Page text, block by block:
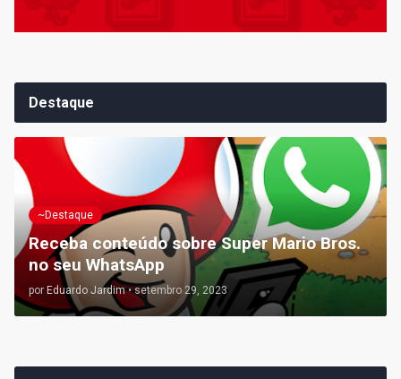
Destaque
~Destaque
Receba conteúdo sobre Super Mario Bros.
no seu WhatsApp
por Eduardo Jardim • setembro 29, 2023